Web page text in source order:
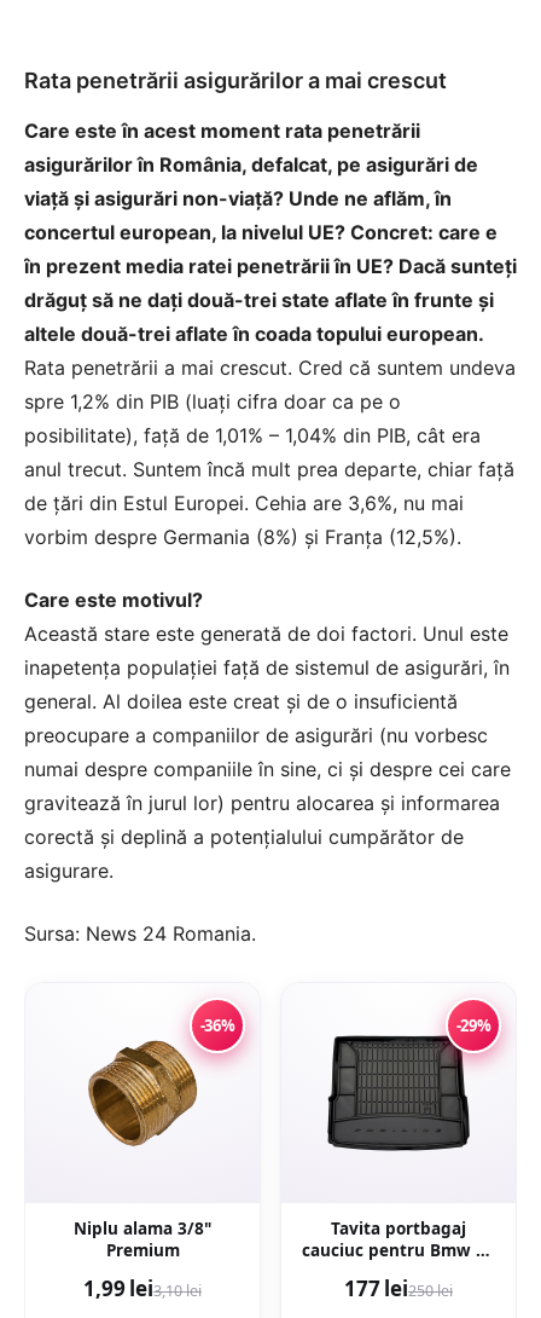
Rata penetrării asigurărilor a mai crescut
Care este în acest moment rata penetrării
asigurărilor în România, defalcat, pe asigurări de
viaţă şi asigurări non-viaţă? Unde ne aflăm, în
concertul european, la nivelul UE? Concret: care e
în prezent media ratei penetrării în UE? Dacă sunteţi
drăguţ să ne daţi două-trei state aflate în frunte şi
altele două-trei aflate în coada topului european.
Rata penetrării a mai crescut. Cred că suntem undeva
spre 1,2% din PIB (luaţi cifra doar ca pe o
posibilitate), faţă de 1,01% – 1,04% din PIB, cât era
anul trecut. Suntem încă mult prea departe, chiar faţă
de ţări din Estul Europei. Cehia are 3,6%, nu mai
vorbim despre Germania (8%) şi Franţa (12,5%).
Care este motivul?
Această stare este generată de doi factori. Unul este
inapetenţa populaţiei faţă de sistemul de asigurări, în
general. Al doilea este creat şi de o insuficientă
preocupare a companiilor de asigurări (nu vorbesc
numai despre companiile în sine, ci şi despre cei care
gravitează în jurul lor) pentru alocarea şi informarea
corectă şi deplină a potenţialului cumpărător de
asigurare.
Sursa: News 24 Romania.
-36%
Niplu alama 3/8"
Premium
1,99 lei3,10 lei
-29%
Tavita portbagaj
cauciuc pentru Bmw X1
177 lei250 lei